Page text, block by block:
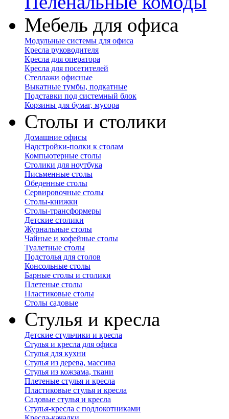
Мебель для офиса
Модульные системы для офиса
Кресла руководителя
Кресла для оператора
Кресла для посетителей
Стеллажи офисные
Выкатные тумбы, подкатные
Подставки под системный блок
Корзины для бумаг, мусора
Столы и столики
Домашние офисы
Надстройки-полки к столам
Компьютерные столы
Столики для ноутбука
Письменные столы
Обеденные столы
Сервировочные столы
Столы-книжки
Столы-трансформеры
Детские столики
Журнальные столы
Чайные и кофейные столы
Туалетные столы
Подстолья для столов
Консольные столы
Барные столы и столики
Плетеные столы
Пластиковые столы
Столы садовые
Стулья и кресла
Детские стульчики и кресла
Стулья и кресла для офиса
Стулья для кухни
Стулья из дерева, массива
Стулья из кожзама, ткани
Плетеные стулья и кресла
Пластиковые стулья и кресла
Садовые стулья и кресла
Стулья-кресла с подлокотниками